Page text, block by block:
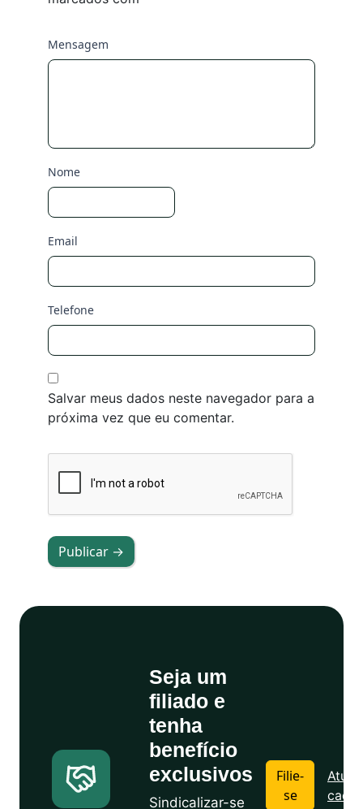
Mensagem
Nome
Email
Telefone
Salvar meus dados neste navegador para a
próxima vez que eu comentar.
Publicar →
Seja um
filiado e
tenha
benefício
exclusivos
Sindicalizar-se
Filie-
se